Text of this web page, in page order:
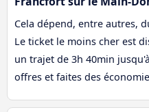
Cela dépend, entre autres,
Le ticket le moins cher est
un trajet de 3h 40min
offres et faites des